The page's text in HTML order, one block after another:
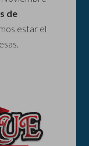
de
estar el